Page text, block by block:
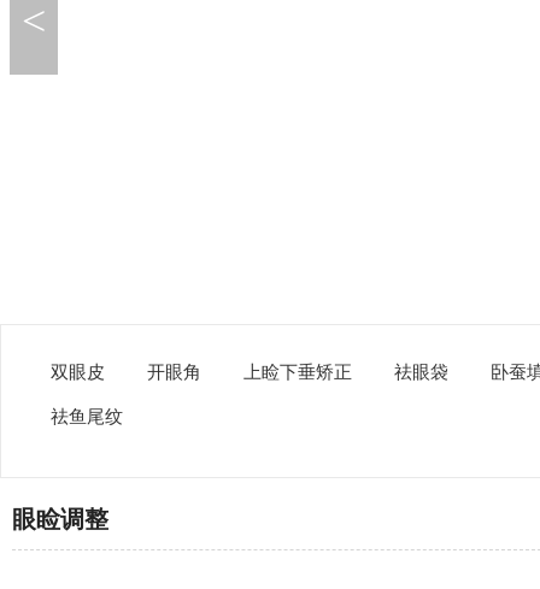
<
双眼皮 开眼角 上睑下垂矫正 祛眼袋 卧蚕
祛鱼尾纹
眼睑调整